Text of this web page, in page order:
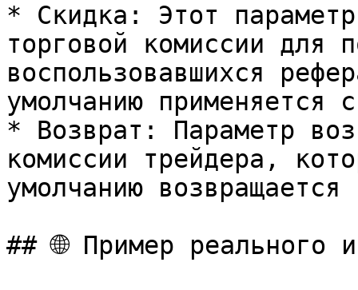
* Скидка: Этот
торговой комиссии для
воспользовавшихся
умолчанию применяется
* Возврат: Параметр
комиссии трейдера,
умолчанию возвращается
## 🌐 Пример реального